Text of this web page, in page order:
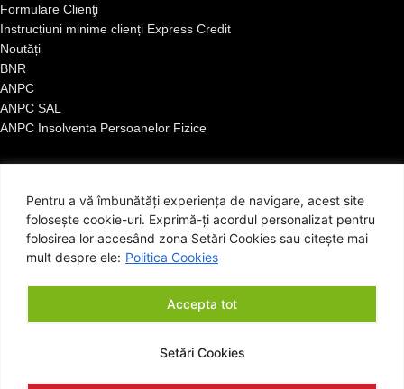
Pentru a vă îmbunătăți experiența de navigare, acest site
folosește cookie-uri. Exprimă-ți acordul personalizat pentru
folosirea lor accesând zona Setări Cookies sau citește mai
mult despre ele: Politica Cookies
Setări Cookies
Accepta tot
Formulare Clienţi
Instrucțiuni minime clienți Express Credit
Noutăți
BNR
ANPC
ANPC SAL
ANPC Insolventa Persoanelor Fizice